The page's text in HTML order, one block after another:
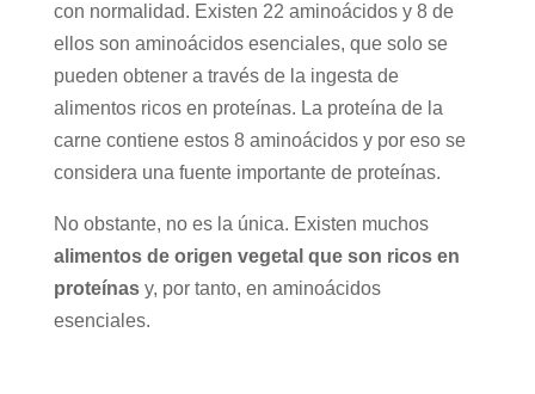
con normalidad. Existen 22 aminoácidos y 8 de
ellos son aminoácidos esenciales, que solo se
pueden obtener a través de la ingesta de
alimentos ricos en proteínas. La proteína de la
carne contiene estos 8 aminoácidos y por eso se
considera una fuente importante de proteínas.
No obstante, no es la única. Existen muchos
alimentos de origen vegetal que son ricos en
proteínasy, por tanto, en aminoácidos
esenciales.